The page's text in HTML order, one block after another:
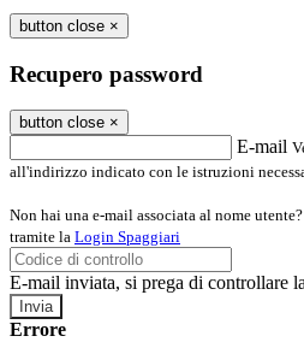
button close ×
Recupero password
button close ×
E-mail
all'indirizzo indicato con le istruzioni
Non hai una e-mail associata al nome
tramite la Login Spaggiari
E-mail inviata, si prega di controllare
Errore